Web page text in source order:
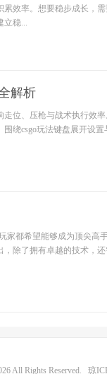
效率。想要稳步成长，
立稳...
解析
位、压枪与战术执行效
绕csgo玩法键盘展开设
家都希望能够成为顶尖高
除了拥有卓越的技术，
All Rights Reserved. 琼